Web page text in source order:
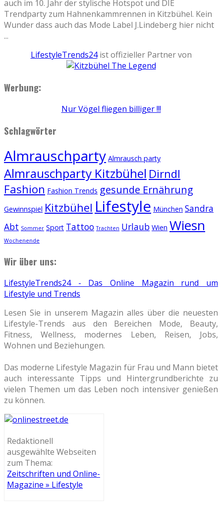
auch im 10. Jahr der stylische Hotspot und DIE
Trendparty zum Hahnenkammrennen in Kitzbühel. Kein
Wunder dass auch das Mode Label J.Lindeberg hier nicht
...
LifestyleTrends24ist offizieller Partner von
Werbung:
Nur Vögel fliegen billiger !!!
Schlagwörter
Almrauschparty Almrausch party
Almrauschparty Kitzbühel Dirndl
Fashion Fashion Trends gesunde Ernährung
Gewinnspiel Kitzbühel Lifestyle München Sandra
Abt Sommer Sport Tattoo Trachten Urlaub Wien Wiesn
Wochenende
Wir über uns:
LifestyleTrends24 - Das Online Magazin rund um
Lifestyle und Trends
Lesen Sie in unserem Magazin alles über die neuesten
Lifestyle-Trends aus den Bereichen Mode, Beauty,
Fitness, Wellness, modernes Leben, Reisen, Jobs,
Wohnen und Beziehungen.
Das moderne Lifestyle Magazin für Frau und Mann bietet
auch interessante Tipps und Hintergrundberichte zu
vielen Themen um das Leben noch intensiver genießen
zu können.
Redaktionell
ausgewählte Webseiten
zum Thema:
Zeitschriften und Online-
Magazine » Lifestyle